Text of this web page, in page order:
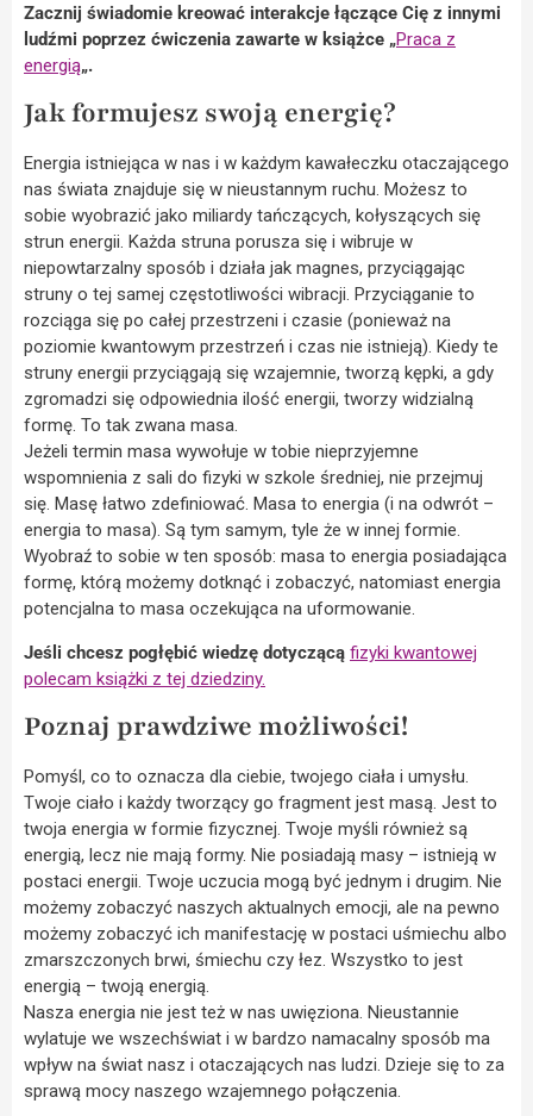
Zacznij świadomie kreować interakcje łączące Cię z innymi
ludźmi poprzez ćwiczenia zawarte w książce „Praca z
energią„.
Jak formujesz swoją energię?
Energia istniejąca w nas i w każdym kawałeczku otaczającego
nas świata znajduje się w nieustannym ruchu. Możesz to
sobie wyobrazić jako miliardy tańczących, kołyszących się
strun energii. Każda struna porusza się i wibruje w
niepowtarzalny sposób i działa jak magnes, przyciągając
struny o tej samej częstotliwości wibracji. Przyciąganie to
rozciąga się po całej przestrzeni i czasie (ponieważ na
poziomie kwantowym przestrzeń i czas nie istnieją). Kiedy te
struny energii przyciągają się wzajemnie, tworzą kępki, a gdy
zgromadzi się odpowiednia ilość energii, tworzy widzialną
formę. To tak zwana masa.
Jeżeli termin masa wywołuje w tobie nieprzyjemne
wspomnienia z sali do fizyki w szkole średniej, nie przejmuj
się. Masę łatwo zdefiniować. Masa to energia (i na odwrót –
energia to masa). Są tym samym, tyle że w innej formie.
Wyobraź to sobie w ten sposób: masa to energia posiadająca
formę, którą możemy dotknąć i zobaczyć, natomiast energia
potencjalna to masa oczekująca na uformowanie.
Jeśli chcesz pogłębić wiedzę dotyczącą fizyki kwantowej
polecam książki z tej dziedziny.
Poznaj prawdziwe możliwości!
Pomyśl, co to oznacza dla ciebie, twojego ciała i umysłu.
Twoje ciało i każdy tworzący go fragment jest masą. Jest to
twoja energia w formie fizycznej. Twoje myśli również są
energią, lecz nie mają formy. Nie posiadają masy – istnieją w
postaci energii. Twoje uczucia mogą być jednym i drugim. Nie
możemy zobaczyć naszych aktualnych emocji, ale na pewno
możemy zobaczyć ich manifestację w postaci uśmiechu albo
zmarszczonych brwi, śmiechu czy łez. Wszystko to jest
energią – twoją energią.
Nasza energia nie jest też w nas uwięziona. Nieustannie
wylatuje we wszechświat i w bardzo namacalny sposób ma
wpływ na świat nasz i otaczających nas ludzi. Dzieje się to za
sprawą mocy naszego wzajemnego połączenia.